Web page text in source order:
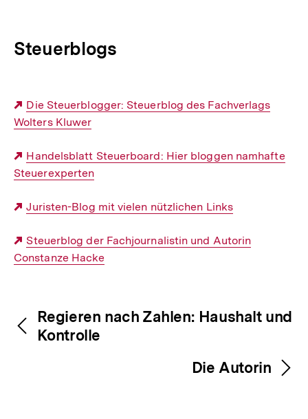
Steuerblogs
Externer
Link:
Die Steuerblogger: Steuerblog des Fachverlags
Wolters Kluwer
Externer
Link:
Handelsblatt Steuerboard: Hier bloggen namhafte
Steuerexperten
Externer
Juristen-Blog mit vielen nützlichen Links
Externer
Link:
Steuerblog der Fachjournalistin und Autorin
Constanze Hacke
Inhaltsnavigation
Inhaltsnavigation
Regieren nach Zahlen: Haushalt und
Kontrolle
Die Autorin